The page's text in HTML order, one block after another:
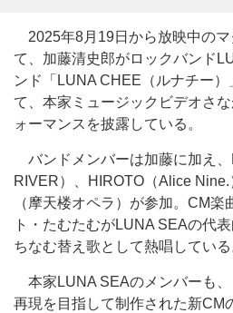
2025年8月19日から放映中のマ
て、加藤清史郎がロックバンド
ンド「LUNA CHEE（ルナチー
て、本家ミュージックビデオさ
ォーマンスを披露している。
バンドメンバーは加藤に加え
RIVER）、HIROTO（Alice
（摩天楼オペラ）が参加。CM
ト・たむたむがLUNA SEAの代
ちなむ替え歌として熱唱している
本家LUNA SEAのメンバーも
再現を目指して制作された新CM